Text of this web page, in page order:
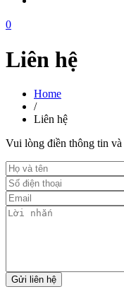
0
Liên hệ
Home
/
Liên hệ
Vui lòng điền thông tin
Gửi liên hệ